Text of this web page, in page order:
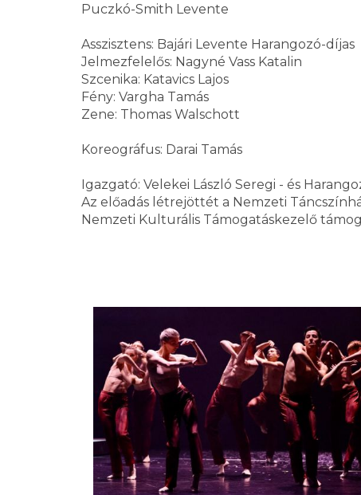
Puczkó-Smith Levente
Asszisztens: Bajári Levente Harangozó-díjas
Jelmezfelelős: Nagyné Vass Katalin
Szcenika: Katavics Lajos
Fény: Vargha Tamás
Zene: Thomas Walschott
Koreográfus: Darai Tamás
Igazgató: Velekei László Seregi - és
Az előadás létrejöttét a Nemzeti
Nemzeti Kulturális Támogatáskezelő